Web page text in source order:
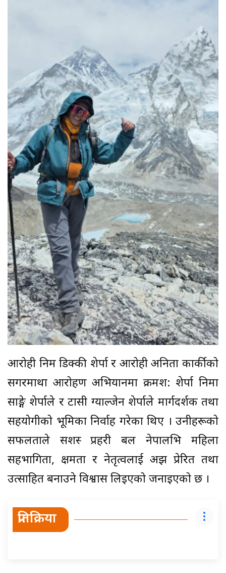
आरोही निम डिक्की शेर्पा र आरोही अनिता कार्कीको
सगरमाथा आरोहण अभियानमा क्रमश: शेर्पा निमा
साङ्गे शेर्पाले र टासी ग्याल्जेन शेर्पाले मार्गदर्शक तथा
सहयोगीको भूमिका निर्वाह गरेका थिए । उनीहरूको
सफलताले सशस्त्र प्रहरी बल नेपालभित्र महिला
सहभागिता, क्षमता र नेतृत्वलाई अझ प्रेरित तथा
उत्साहित बनाउने विश्वास लिइएको जनाइएको छ ।
प्रतिक्रिया